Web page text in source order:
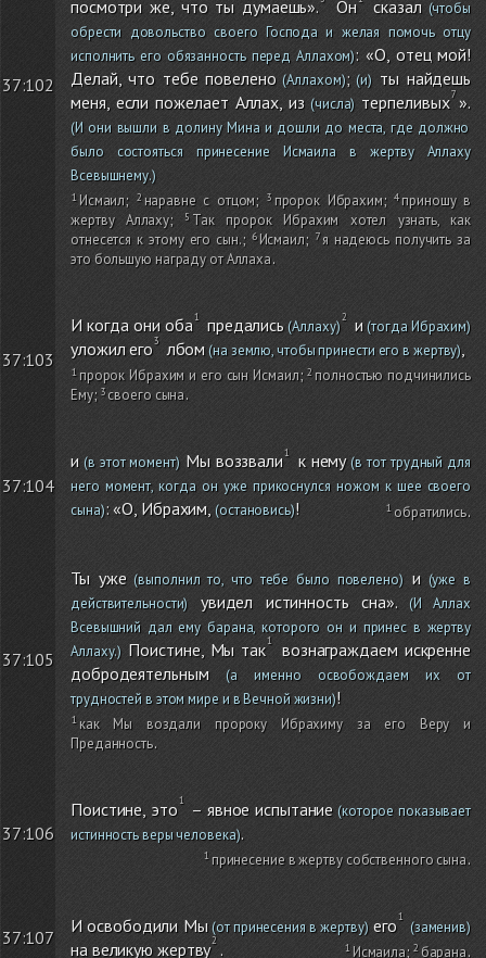
37:102
посмотри же, что ты думаешь». Он сказал(чтобы
обрести довольство своего Господа и желая помочь отцу
исполнить его обязанность перед Аллахом): «О, отец мой!
Делай, что тебе повелено(Аллахом);(и) ты найдешь
меня, если пожелает Аллах, из(числа) терпеливых ».
(И они вышли в долину Мина и дошли до места, где должно
было состояться принесение Исмаила в жертву Аллаху
Всевышнему.)
Исмаил; наравне с отцом; пророк Ибрахим;
приношу в
жертву Аллаху;
Так пророк Ибрахим хотел узнать, как
отнесется к этому его сын.; Исмаил;
я надеюсь получить за
это большую награду от Аллаха.
37:103
И когда они оба предались(Аллаху) и(тогда Ибрахим)
уложил его лбом(на землю, чтобы принести его в жертву),
пророк Ибрахим и его сын Исмаил; полностью подчинились
Ему; своего сына.
37:104
и(в этот момент)Мы воззвали к нему(в тот трудный для
него момент, когда он уже прикоснулся ножом к шее своего
сына): «О, Ибрахим, (остановись)! обратились.
37:105
Ты уже(выполнил то, что тебе было повелено)и(уже в
действительности)
увидел истинность сна».(И Аллах
Всевышний дал ему барана, которого он и принес в жертву
Аллаху.) Поистине, Мы так
вознаграждаем искренне
добродеятельным(а именно освобождаем их от
трудностей в этом мире и в Вечной жизни)!
как Мы воздали пророку Ибрахиму за его Веру и
Преданность.
37:106
Поистине, это – явное испытание (которое показывает
истинность веры человека).
принесение в жертву собственного сына.
37:107
И освободили Мы(от принесения в жертву)его (заменив)
на великую жертву . Исмаила; барана.